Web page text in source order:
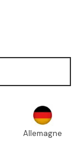
Allemagne